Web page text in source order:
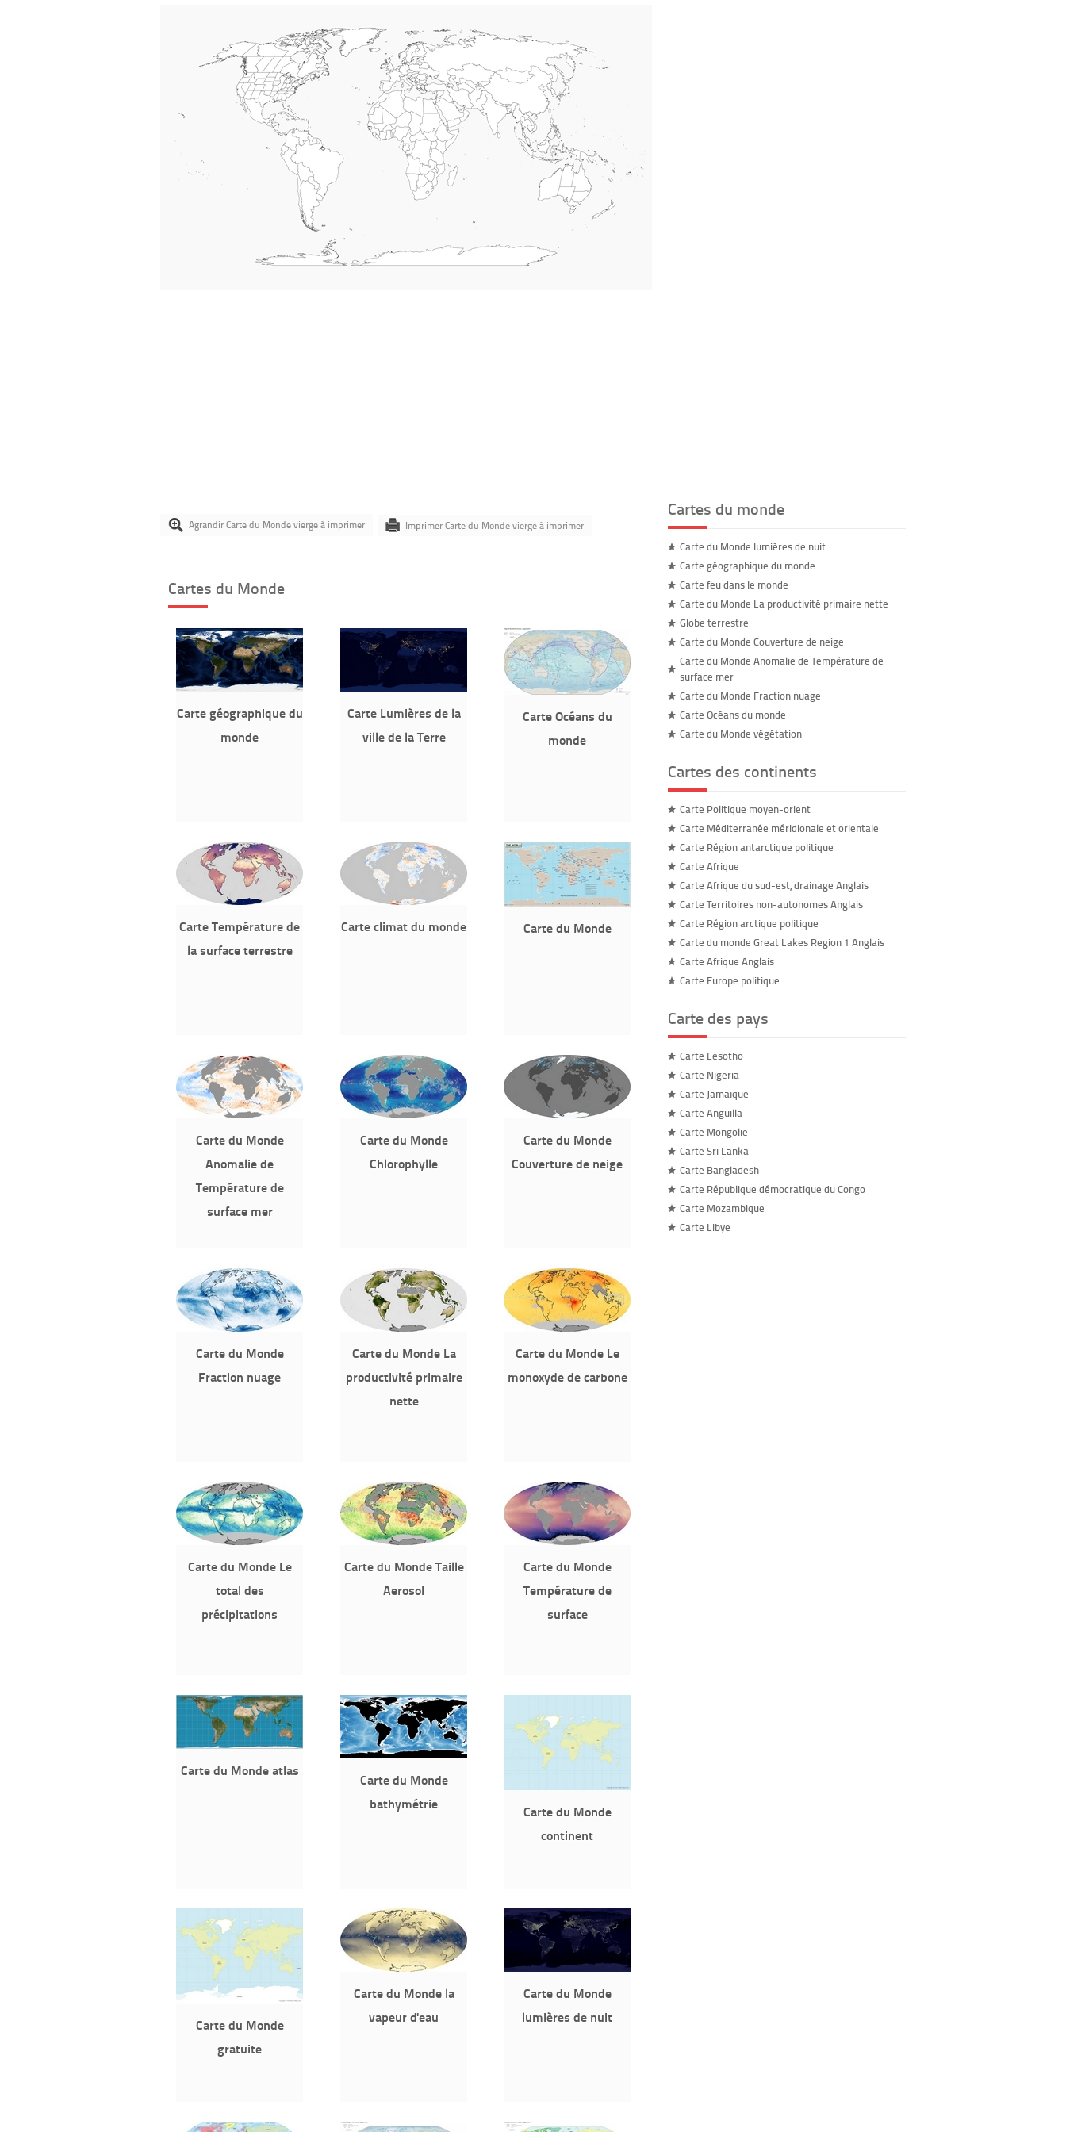
Agrandir Carte du Monde vierge à imprimer Imprimer Carte du Monde vierge à imprimer
Cartes du Monde
Carte géographique du
monde
Carte Lumières de la
ville de la Terre
Carte Océans du
monde
Carte Température de
la surface terrestre
Carte climat du monde Carte du Monde
Carte du Monde
Anomalie de
Température de
surface mer
Carte du Monde
Chlorophylle
Carte du Monde
Couverture de neige
Carte du Monde
Fraction nuage
Carte du Monde La
productivité primaire
nette
Carte du Monde Le
monoxyde de carbone
Carte du Monde Le
total des
précipitations
Carte du Monde Taille
Aerosol
Carte du Monde
Température de
surface
Carte du Monde atlas
Carte du Monde
bathymétrie
Carte du Monde
continent
Carte du Monde
gratuite
Carte du Monde la
vapeur d'eau
Carte du Monde
lumières de nuit
Cartes du monde
Carte du Monde lumières de nuit
Carte géographique du monde
Carte feu dans le monde
Carte du Monde La productivité primaire nette
Globe terrestre
Carte du Monde Couverture de neige
Carte du Monde Anomalie de Température de
surface mer
Carte du Monde Fraction nuage
Carte Océans du monde
Carte du Monde végétation
Cartes des continents
Carte Politique moyen-orient
Carte Méditerranée méridionale et orientale
Carte Région antarctique politique
Carte Afrique
Carte Afrique du sud-est, drainage Anglais
Carte Territoires non-autonomes Anglais
Carte Région arctique politique
Carte du monde Great Lakes Region 1 Anglais
Carte Afrique Anglais
Carte Europe politique
Carte des pays
Carte Lesotho
Carte Nigeria
Carte Jamaïque
Carte Anguilla
Carte Mongolie
Carte Sri Lanka
Carte Bangladesh
Carte République démocratique du Congo
Carte Mozambique
Carte Libye